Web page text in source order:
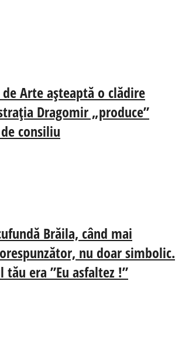
Arte așteaptă o clădire
Dragomir „produce”
consiliu
Brăila, când mai
nu doar simbolic.
tău era ”Eu asfaltez !”